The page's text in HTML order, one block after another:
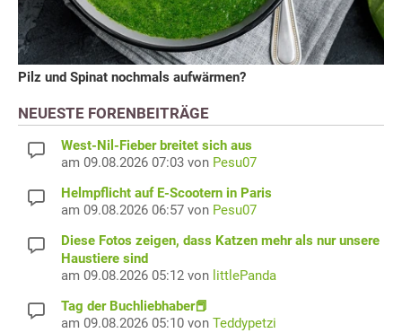
Pilz und Spinat nochmals aufwärmen?
NEUESTE FORENBEITRÄGE
West-Nil-Fieber breitet sich aus
am 09.08.2026 07:03 von Pesu07
Helmpflicht auf E-Scootern in Paris
am 09.08.2026 06:57 von Pesu07
Diese Fotos zeigen, dass Katzen mehr als nur unsere
Haustiere sind
am 09.08.2026 05:12 von littlePanda
Tag der Buchliebhaber📕
am 09.08.2026 05:10 von Teddypetzi